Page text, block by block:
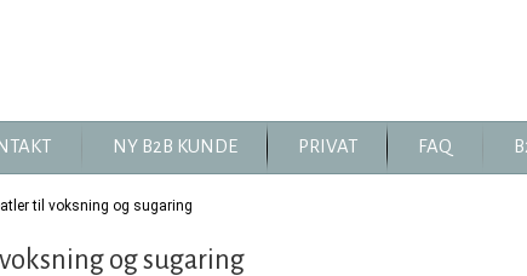
NY B2B KUNDE PRIVAT FAQ
til voksning og sugaring
og sugaring